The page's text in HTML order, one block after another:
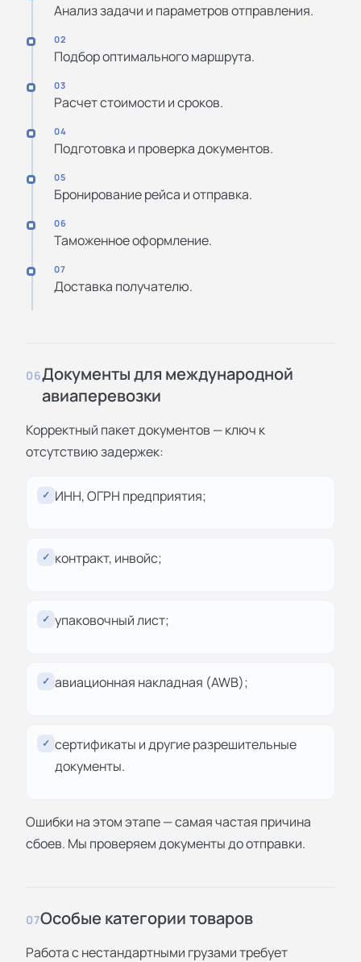
Анализ задачи и параметров отправления.
02
Подбор оптимального маршрута.
03
Расчет стоимости и сроков.
04
Подготовка и проверка документов.
05
Бронирование рейса и отправка.
06
Таможенное оформление.
07
Доставка получателю.
06Документы для международной
авиаперевозки
Корректный пакет документов — ключ к
отсутствию задержек:
✓ ИНН, ОГРН предприятия;
✓ контракт, инвойс;
✓ упаковочный лист;
✓ авиационная накладная (AWB);
✓ сертификаты и другие разрешительные
документы.
Ошибки на этом этапе — самая частая причина
сбоев. Мы проверяем документы до отправки.
07Особые категории товаров
Работа с нестандартными грузами требует